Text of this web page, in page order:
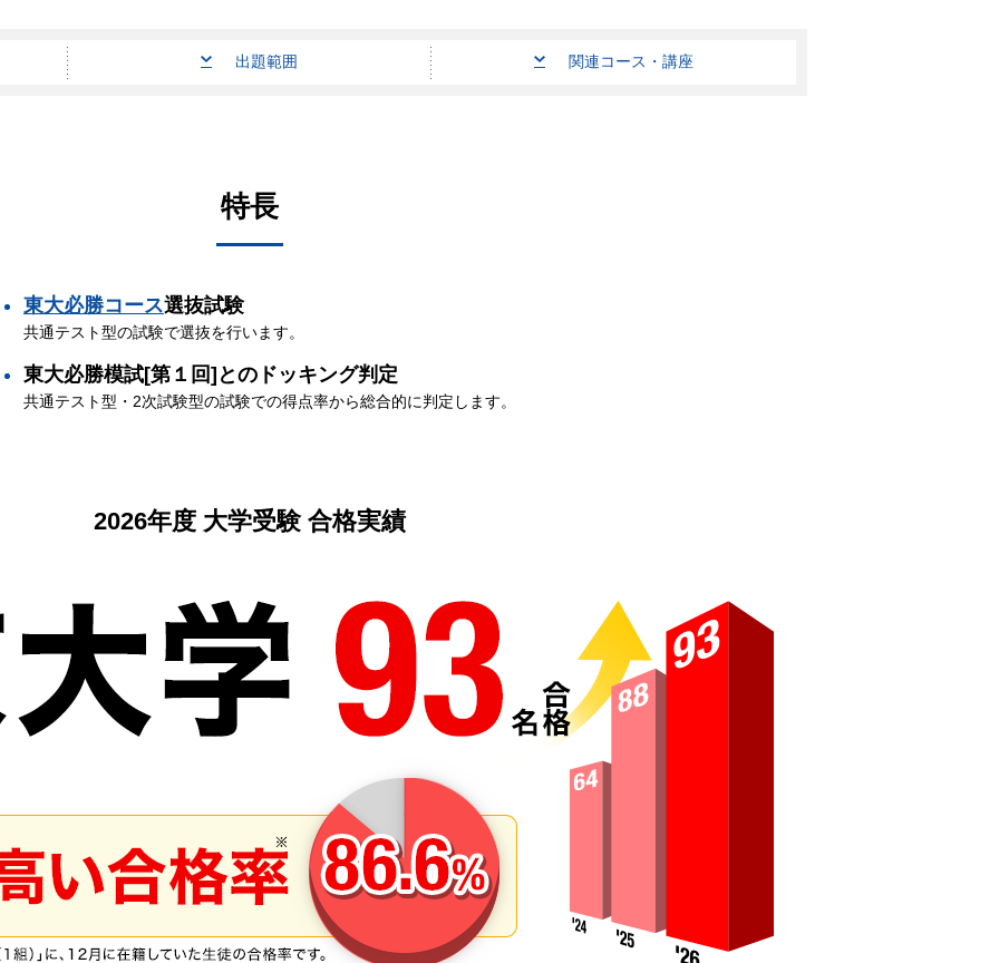
出題範囲 関連コース・講座
特長
東大必勝コース選抜試験
共通テスト型の試験で選抜を行います。
東大必勝模試[第１回]とのドッキング判定
共通テスト型・2次試験型の試験での得点率から総合的に判定します。
2026年度 大学受験 合格実績